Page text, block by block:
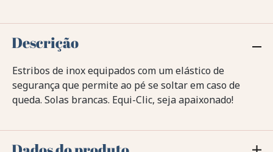
Descrição
Estribos de inox equipados com um elástico de
segurança que permite ao pé se soltar em caso de
queda. Solas brancas. Equi-Clic, seja apaixonado!